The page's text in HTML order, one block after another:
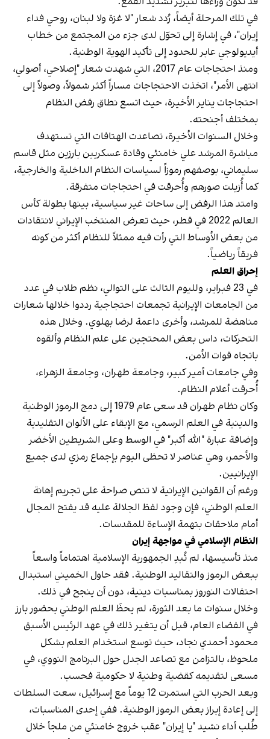
في تلك المرحلة أيضاً، رُدد شعار "لا غزة ولا لبنان، روحي فداء
إيران"، في إشارة إلى تحوّل لدى جزء من المجتمع من خطاب
أيديولوجي عابر للحدود إلى تأكيد الهوية الوطنية.
ومنذ احتجاجات عام 2017، التي شهدت شعار "إصلاحي، أصولي،
انتهى الأمر"، اتخذت الاحتجاجات مساراً أكثر شمولاً، وصولاً إلى
احتجاجات يناير الأخيرة، حيث اتسع نطاق رفض النظام
بمختلف أجنحته.
وخلال السنوات الأخيرة، تصاعدت الهتافات التي تستهدف
مباشرة المرشد علي خامنئي وقادة عسكريين بارزين مثل قاسم
سليماني، بوصفهم رموزاً لسياسات النظام الداخلية والخارجية،
كما أُزيلت صورهم وأُحرقت في احتجاجات متفرقة.
وامتد هذا الرفض إلى ساحات غير سياسية، بينها بطولة كأس
العالم 2022 في قطر، حيث تعرض المنتخب الإيراني لانتقادات
من بعض الأوساط التي رأت فيه ممثلاً للنظام أكثر من كونه
فريقاً رياضياً.
إحراق العلم
في 23 فبراير، ولليوم الثالث على التوالي، نظم طلاب في عدد
من الجامعات الإيرانية تجمعات احتجاجية رددوا خلالها شعارات
مناهضة للمرشد، وأخرى داعمة لرضا بهلوي. وخلال هذه
التحركات، داس بعض المحتجين على علم النظام وألقوه
باتجاه قوات الأمن.
وفي جامعات أمير كبير، وجامعة طهران، وجامعة الزهراء،
أُحرقت أعلام النظام.
وكان نظام طهران قد سعى عام 1979 إلى دمج الرموز الوطنية
والدينية في العلم الرسمي، مع الإبقاء على الألوان التقليدية
وإضافة عبارة "الله أكبر" في الوسط وعلى الشريطين الأخضر
والأحمر، وهي عناصر لا تحظى اليوم بإجماع رمزي لدى جميع
الإيرانيين.
ورغم أن القوانين الإيرانية لا تنص صراحة على تجريم إهانة
العلم الوطني، فإن وجود لفظ الجلالة عليه قد يفتح المجال
أمام ملاحقات بتهمة الإساءة للمقدسات.
النظام الإسلامي في مواجهة إيران
منذ تأسيسها، لم تُبدِ الجمهورية الإسلامية اهتماماً واسعاً
ببعض الرموز والتقاليد الوطنية. فقد حاول الخميني استبدال
احتفالات النوروز بمناسبات دينية، دون أن ينجح في ذلك.
وخلال سنوات ما بعد الثورة، لم يحظَ العلم الوطني بحضور بارز
في الفضاء العام، قبل أن يتغير ذلك في عهد الرئيس الأسبق
محمود أحمدي‌ نجاد، حيث توسع استخدام العلم بشكل
ملحوظ، بالتزامن مع تصاعد الجدل حول البرنامج النووي، في
مسعى لتقديمه كقضية وطنية لا حكومية فحسب.
وبعد الحرب التي استمرت 12 يوماً مع إسرائيل، سعت السلطات
إلى إعادة إبراز بعض الرموز الوطنية. ففي إحدى المناسبات،
طُلب أداء نشيد "يا إيران" عقب خروج خامنئي من ملجأ خلال